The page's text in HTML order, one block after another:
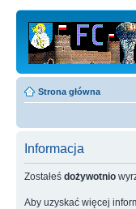
Strona główna
Informacja
Zostałeś dożywotnio
Aby uzyskać więcej